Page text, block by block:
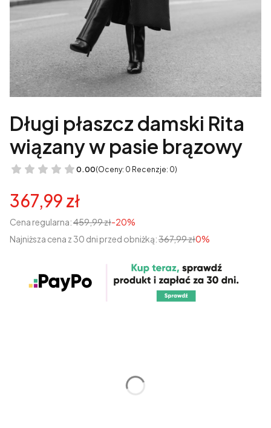
Długi płaszcz damski Rita
wiązany w pasie brązowy
0.00(Oceny: 0 Recenzje: 0)
367,99 zł
Cena regularna:459,99 zł-20%
Najniższa cena z 30 dni przed obniżką:367,99 zł0%